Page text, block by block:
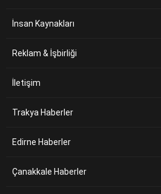
İnsan Kaynakları
Reklam & İşbirliği
İletişim
Trakya Haberler
Edirne Haberler
Çanakkale Haberler